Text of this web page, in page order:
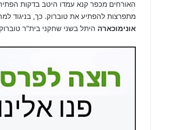
האורחים מכפר קנא עמדו היטב בדקות
מתפרצות להפתיע את טוברוק. כך,
אונימוכארה היתל בשני שחקני בית"ר טוברוק ומ-16 מטרים שלח כדור שטוח לפינה – 1:0 מפתיע